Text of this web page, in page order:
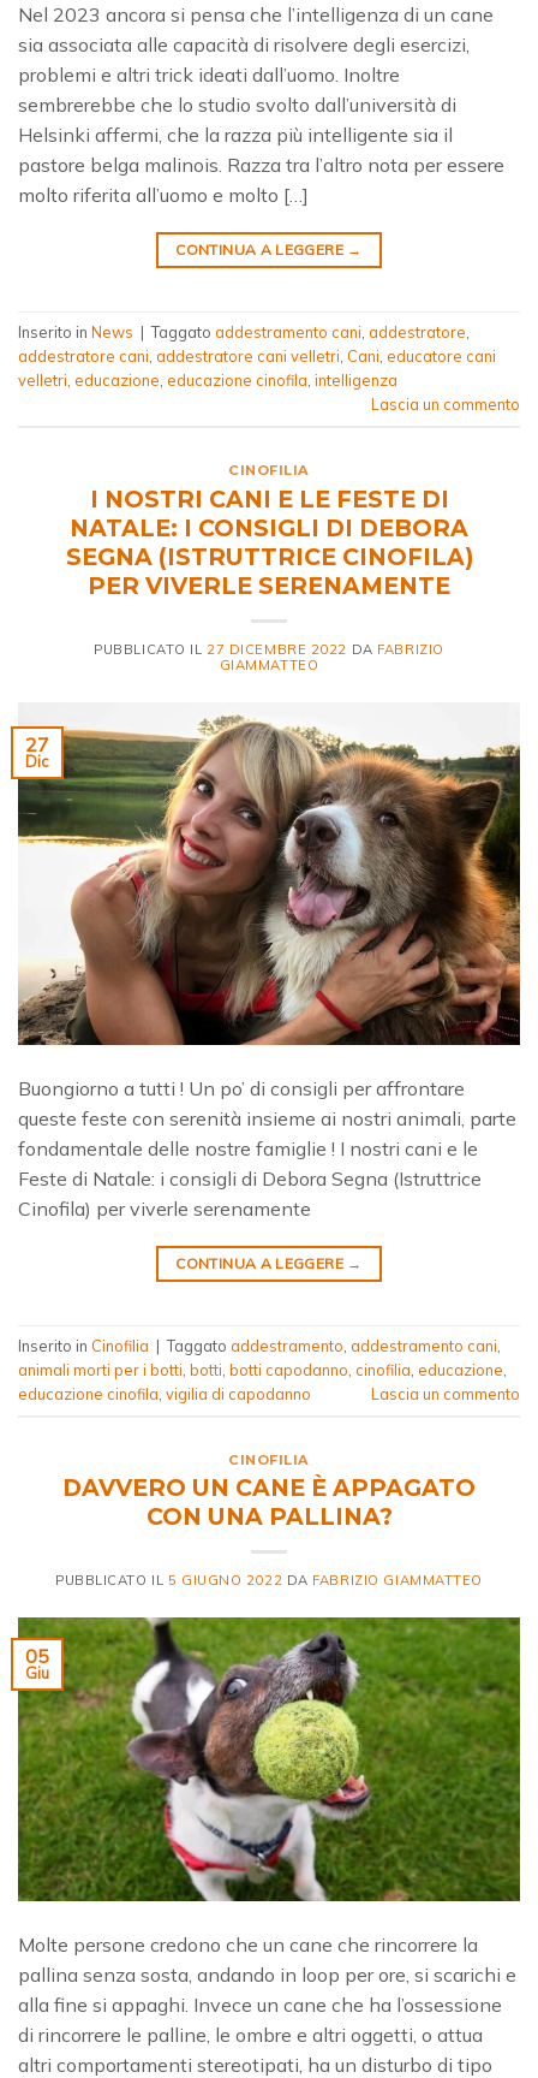
Nel 2023 ancora si pensa che l’intelligenza di un cane
sia associata alle capacità di risolvere degli esercizi,
problemi e altri trick ideati dall’uomo. Inoltre
sembrerebbe che lo studio svolto dall’università di
Helsinki affermi, che la razza più intelligente sia il
pastore belga malinois. Razza tra l’altro nota per essere
molto riferita all’uomo e molto […]
CONTINUA A LEGGERE →
Inserito in News | Taggato addestramento cani, addestratore,
addestratore cani, addestratore cani velletri, Cani, educatore cani
velletri, educazione, educazione cinofila, intelligenza
Lascia un commento
CINOFILIA
I NOSTRI CANI E LE FESTE DI
NATALE: I CONSIGLI DI DEBORA
SEGNA (ISTRUTTRICE CINOFILA)
PER VIVERLE SERENAMENTE
PUBBLICATO IL 27 DICEMBRE 2022 DA FABRIZIO
GIAMMATTEO
27
Dic
Buongiorno a tutti ! Un po’ di consigli per affrontare
queste feste con serenità insieme ai nostri animali, parte
fondamentale delle nostre famiglie ! I nostri cani e le
Feste di Natale: i consigli di Debora Segna (Istruttrice
Cinofila) per viverle serenamente
CONTINUA A LEGGERE →
Inserito in Cinofilia | Taggato addestramento addestramento cani
animali morti per i botti botti botti capodanno cinofilia educazione
educazione cinofila vigilia di capodanno Lascia un commento
CINOFILIA
DAVVERO UN CANE È APPAGATO
CON UNA PALLINA?
PUBBLICATO IL 5 GIUGNO 2022 DA FABRIZIO GIAMMATTEO
05
Giu
Molte persone credono che un cane che rincorrere la
pallina senza sosta, andando in loop per ore, si scarichi e
alla fine si appaghi. Invece un cane che ha l’ossessione
di rincorrere le palline, le ombre e altri oggetti, o attua
altri comportamenti stereotipati, ha un disturbo di tipo